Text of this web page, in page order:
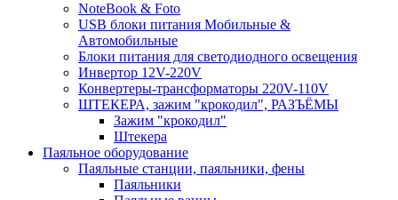
NoteBook & Foto
USB блоки питания Мобильные &
Автомобильные
Блоки питания для светодиодного освещения
Инвертор 12V-220V
Конвертеры-трансформаторы 220V-110V
ШТЕКЕРА, зажим "крокодил", РАЗЪЁМЫ
Зажим "крокодил"
Штекера
Паяльное оборудование
Паяльные станции, паяльники, фены
Паяльники